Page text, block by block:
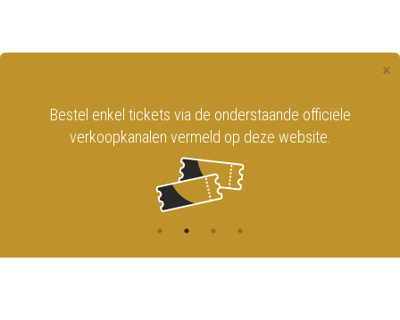
×
Bestel enkel tickets via de onderstaande officiële
verkoopkanalen vermeld op deze website.